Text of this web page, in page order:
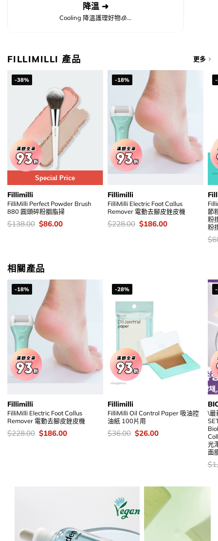
降溫 ➜
Cooling 降溫護理好物🧊...
FILLIMILLI 產品 更多
-38%
Special Price
Fillimilli
FilliMilli Perfect Powder Brush
880 圓頭碎粉胭脂掃
價
$138.00 Original
$86.00Current
-18%
Fillimilli
FilliMilli Electric Foot Callus
Remover 電動去腳皮銼皮機
價
$228.00 Original
$186.00Current
節
粉
粉
價
$
相關產品
-18%
Fillimilli
FilliMilli Electric Foot Callus
Remover 電動去腳皮銼皮機
價
$228.00 Original
$186.00Current
-28%
Fillimilli
FilliMilli Oil Control Paper 吸油控
油紙 100片用
價
$36.00 Original
$26.00Current
\最
光
面
價
$